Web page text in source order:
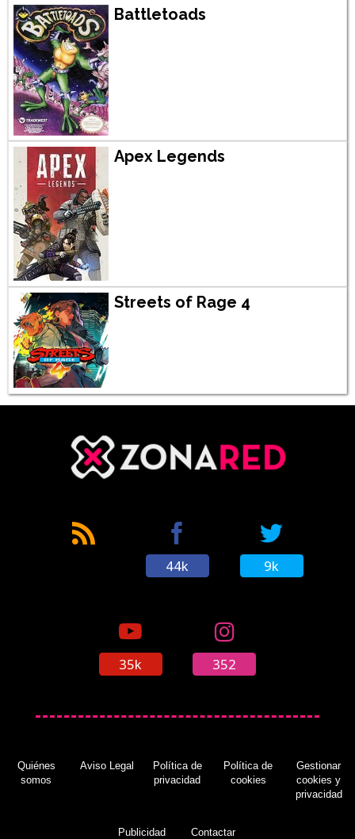
Battletoads
Apex Legends
Streets of Rage 4
44k 9k
35k 352
Quiénes
somos
Aviso Legal
Política de
privacidad
Política de
cookies
Gestionar
cookies y
privacidad
Publicidad Contactar